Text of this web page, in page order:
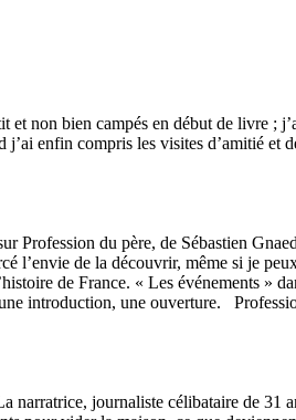
et non bien campés en début de livre ;
j’ai enfin compris les visites d’amitié et
Profession du père, de Sébastien
l’envie de la découvrir, même si je
de France. « Les événements »
introduction, une ouverture.
narratrice, journaliste célibataire de 31